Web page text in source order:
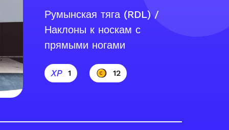
Румынская тяга (RDL) /
Наклоны к носкам с
прямыми ногами
1 12